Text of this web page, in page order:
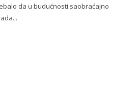
da u budućnosti saobraćajno